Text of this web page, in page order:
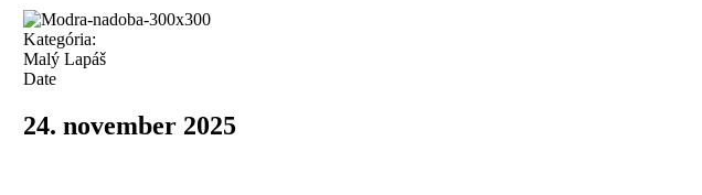
Kategória:
Malý Lapáš
Date
24. november 2025